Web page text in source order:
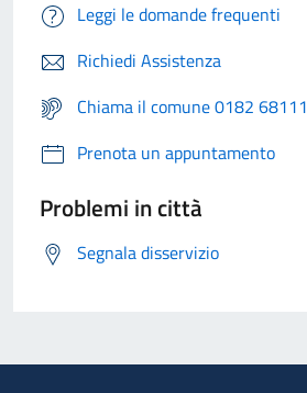
Leggi le domande frequenti
Richiedi Assistenza
Chiama il comune 0182 68111
Prenota un appuntamento
Problemi in città
Segnala disservizio